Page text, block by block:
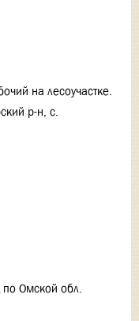
на лесоучастке.
р-н, с.
Омской обл.